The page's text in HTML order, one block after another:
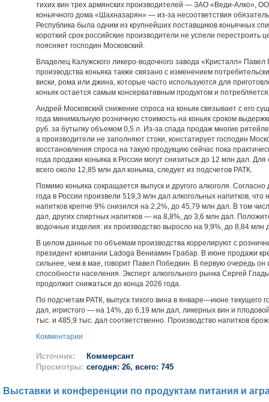
тихих вин трех армянских производителей — ЗАО «Веди-Алко»,
коньячного дома «Шахназарян» — из-за несоответствия
Республика была одним из крупнейших поставщиков коньячных
короткий срок российские производители не успели перестроить
поясняет господин Московский.
Владелец Калужского ликеро-водочного завода «Кристалл»
производства коньяка также связано с изменением
виски, рома или джина, которые часто используются для
коньяк остается самым консервативным продуктом и
Андрей Московский снижение спроса на коньяк связывает с его
года минимальную розничную стоимость на коньяк сроком
руб. за бутылку объемом 0,5 л. Из-за спада продаж многие
а производители не заполняют стоки, констатирует господин
восстановления спроса на такую продукцию сейчас пока
года продажи коньяка в России могут снизиться до 12 млн дал.
всего около 12,85 млн дал коньяка, следует из подсчетов РАТК.
Помимо коньяка сокращается выпуск и другого алкоголя.
года в России произвели 519,3 млн дал алкогольных напитков,
напитков крепче 9% снизился на 2,2%, до 45,79 млн дал. В том
дал, других спиртных напитков — на 8,8%, до 3,6 млн дал.
водочные изделия: их производство выросло на 9,9%, до 8,84 млн
В целом данные по объемам производства коррелируют с
президент компании Ladoga Вениамин Грабар. В июне продажи
сильнее, чем в мае, говорит Павел Победкин. В первую очередь
способности населения. Эксперт алкогольного рынка Сергей
продолжит снижаться до конца 2026 года.
По подсчетам РАТК, выпуск тихого вина в январе—июне текущего
дал, игристого — на 14%, до 6,19 млн дал, ликерных вин и
тыс. и 485,9 тыс. дал соответственно. Производство напитков
Комментарии
Источник:
Коммерсант
Просмотры: сегодня: 26, всего: 745
Выставки и конференции по продуктам питания и